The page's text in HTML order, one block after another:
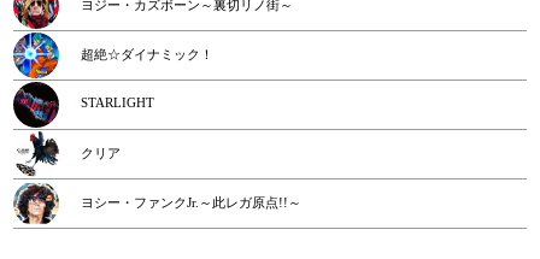
ヨジー・カズボーン～裏切リノ街～
超絶☆ダイナミック！
STARLIGHT
クリア
ヨシー・ファンクJr.～此レガ原点!!～